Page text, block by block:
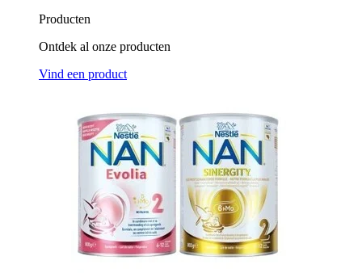
Producten
Ontdek al onze producten
Vind een product